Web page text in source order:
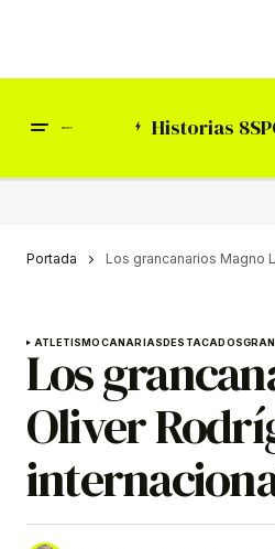
Historias
Portada Los grancanarios Magno
ATLETISMOCANARIASDESTACADOS
Los
Oliver